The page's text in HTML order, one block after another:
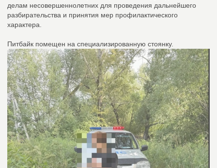
делам несовершеннолетних для проведения дальнейшего
разбирательства и принятия мер профилактического
характера.
Питбайк помещен на специализированную стоянку.